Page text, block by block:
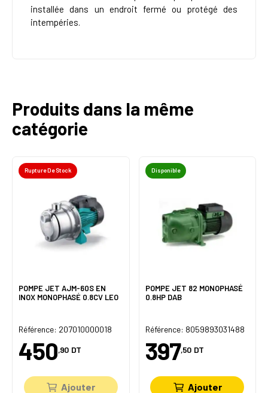
installée dans un endroit fermé ou protégé des
intempéries.
Produits dans la même
catégorie
Rupture De Stock
POMPE JET AJM-60S EN
INOX MONOPHASÉ 0.8CV LEO
Référence: 207010000018
450,90 DT
Ajouter
Disponible
POMPE JET 82 MONOPHASÉ
0.8HP DAB
Référence: 8059893031488
397,50 DT
Ajouter